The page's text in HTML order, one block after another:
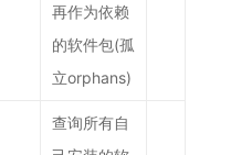
再作为依赖
的软件包(孤
立orphans)
查询所有自